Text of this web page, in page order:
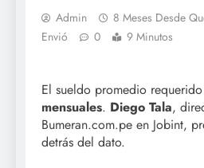
Admin
8 Meses Desde
Envió
0 9 Minutos
El sueldo promedio
mensuales. Diego Tala,
Bumeran.com.pe en Jobint,
detrás del dato.